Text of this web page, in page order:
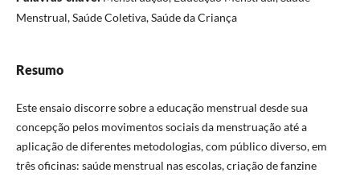
Menstrual, Saúde Coletiva, Saúde da Criança
Resumo
Este ensaio discorre sobre a educação menstrual desde sua
concepção pelos movimentos sociais da menstruação até a
aplicação de diferentes metodologias, com público diverso, em
três oficinas: saúde menstrual nas escolas, criação de fanzine